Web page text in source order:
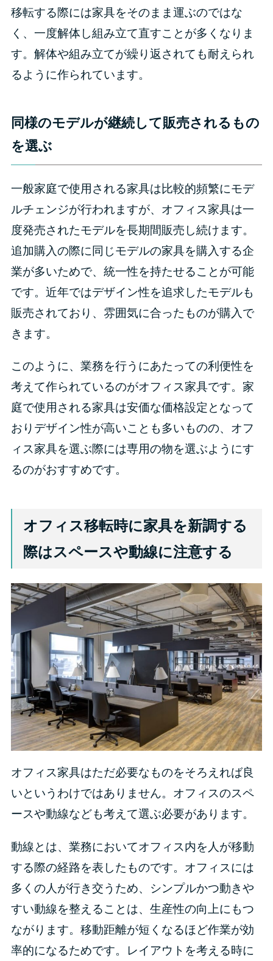
移転する際には家具をそのまま運ぶのではな
く、一度解体し組み立て直すことが多くなりま
す。解体や組み立てが繰り返されても耐えられ
るように作られています。
同様のモデルが継続して販売されるもの
を選ぶ
一般家庭で使用される家具は比較的頻繁にモデ
ルチェンジが行われますが、オフィス家具は一
度発売されたモデルを長期間販売し続けます。
追加購入の際に同じモデルの家具を購入する企
業が多いためで、統一性を持たせることが可能
です。近年ではデザイン性を追求したモデルも
販売されており、雰囲気に合ったものが購入で
きます。
このように、業務を行うにあたっての利便性を
考えて作られているのがオフィス家具です。家
庭で使用される家具は安価な価格設定となって
おりデザイン性が高いことも多いものの、オフ
ィス家具を選ぶ際には専用の物を選ぶようにす
るのがおすすめです。
オフィス移転時に家具を新調する
際はスペースや動線に注意する
オフィス家具はただ必要なものをそろえれば良
いというわけではありません。オフィスのスペ
ースや動線なども考えて選ぶ必要があります。
動線とは、業務においてオフィス内を人が移動
する際の経路を表したものです。オフィスには
多くの人が行き交うため、シンプルかつ動きや
すい動線を整えることは、生産性の向上にもつ
ながります。移動距離が短くなるほど作業が効
率的になるためです。レイアウトを考える時に